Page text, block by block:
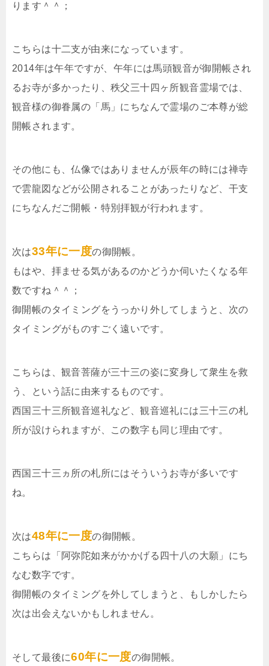
ります＾＾；
こちらは十二支が由来になっています。
2014年は午年ですが、午年には馬頭観音が御開帳され
るお寺が多かったり、秩父三十四ヶ所観音霊場では、
観音様の御眷属の「馬」にちなんで霊場のご本尊が総
開帳されます。
その他にも、仏像ではありませんが辰年の時には禅寺
で雲龍図などが公開されることがあったりなど、干支
にちなんだご開帳・特別拝観が行われます。
次は33年に一度の御開帳。
もはや、拝ませる気があるのかどうか伺いたくなる年
数ですね＾＾；
御開帳のタイミングをうっかり外してしまうと、次の
タイミングがものすごく遠いです。
こちらは、観音菩薩が三十三の姿に変身して衆生を救
う、という話に由来するものです。
西国三十三所観音巡礼など、観音巡礼には三十三の札
所が設けられますが、この数字も同じ理由です。
西国三十三ヵ所の札所にはそういうお寺が多いです
ね。
次は48年に一度の御開帳。
こちらは「阿弥陀如来がかかげる四十八の大願」にち
なむ数字です。
御開帳のタイミングを外してしまうと、もしかしたら
次は出会えないかもしれません。
そして最後に60年に一度の御開帳。